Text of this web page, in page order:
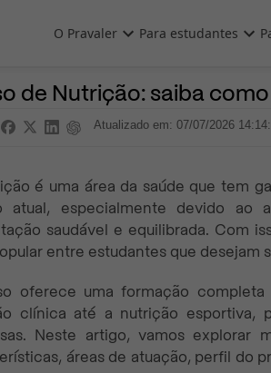
principal
O Pravaler Para estudantes
de Nutrição: saiba
Atualizado em: 07/07/2026
é uma área da saúde que tem
atual, especialmente devido ao
saudável e equilibrada. Com
entre estudantes que desejam
oferece uma formação
clínica até a nutrição esportiva,
Neste artigo, vamos explorar
áreas de atuação, perfil do